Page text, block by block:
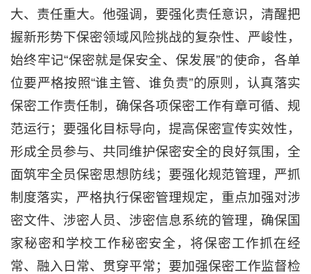
大、责任重大。他强调，要强化责任意识，清醒把
握新形势下保密领域风险挑战的复杂性、严峻性，
始终牢记“保密就是保安全、保发展”的使命，各单
位要严格按照“谁主管、谁负责”的原则，认真落实
保密工作责任制，确保各项保密工作有章可循、规
范运行；要强化目标导向，提高保密宣传实效性，
形成全员参与、共同维护保密安全的良好氛围，全
面筑牢全员保密思想防线；要强化规范管理，严抓
制度落实，严格执行保密管理规定，重点加强对涉
密文件、涉密人员、涉密信息系统的管理，确保国
家秘密和学校工作秘密安全，将保密工作抓在经
常、融入日常、贯穿平常；要加强保密工作监督检